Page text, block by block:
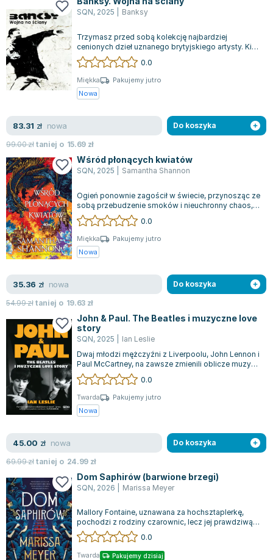
SQN, 2025 Banksy
Trzymasz przed sobą kolekcję najbardziej
cenionych dzieł uznanego brytyjskiego artysty. Kim
tak naprawdę jest Banksy? Wzbudza on e...
0.0
Miękka
Pakujemy jutro
Nowa
83.31 zł nowa
99.00złtaniej o 15.69 zł
Do koszyka
Wśród płonących kwiatów
SQN, 2025 Samantha Shannon
Ogień ponownie zagościł w świecie, przynosząc ze
sobą przebudzenie smoków i nieuchronny chaos,
który odmieni bieg historii na zaws...
0.0
Miękka
Pakujemy jutro
Nowa
35.36 zł nowa
54.99złtaniej o 19.63 zł
Do koszyka
John & Paul. The Beatles i muzyczne love
story
SQN, 2025
Ian Leslie
Dwaj młodzi mężczyźni z Liverpoolu, John Lennon i
Paul McCartney, na zawsze zmienili oblicze muzyki.
Książka "John & Paul" autorst...
0.0
Twarda
Pakujemy jutro
Nowa
45.00 zł nowa
69.99złtaniej o 24.99 zł
Do koszyka
Dom Saphirów (barwione brzegi)
SQN, 2026 Marissa Meyer
Mallory Fontaine, uznawana za hochsztaplerkę,
pochodzi z rodziny czarownic, lecz jej prawdziwą
umiejętnością jest widzenie duchów....
0.0
Twarda Pakujemy dzisiaj